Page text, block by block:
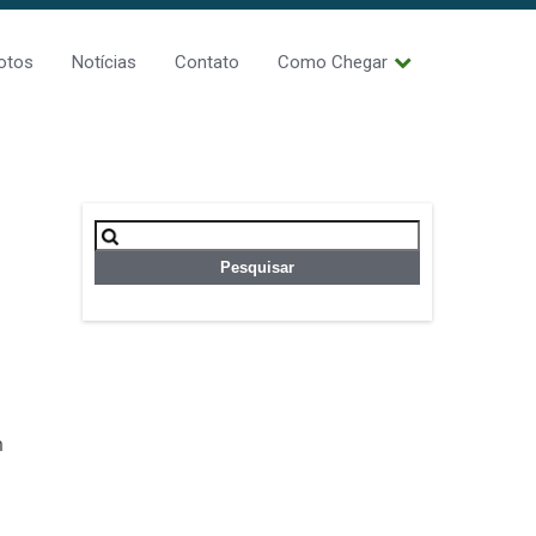
Notícias Contato Como Chegar
Pesquisar
por: